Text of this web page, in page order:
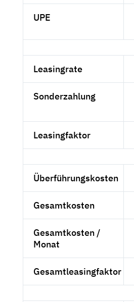
UPE
Leasingrate
Sonderzahlung
Leasingfaktor
Überführungskosten
Gesamtkosten
Gesamtkosten /
Monat
Gesamtleasingfaktor